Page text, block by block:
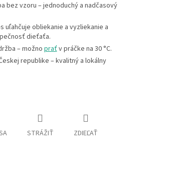
bez vzoru – jednoduchý a nadčasový
uľahčuje obliekanie a vyzliekanie a
dieťaťa.
– možno praťv práčke na 30 °C.
republike – kvalitný a lokálny
STRÁŽIŤ ZDIEĽAŤ